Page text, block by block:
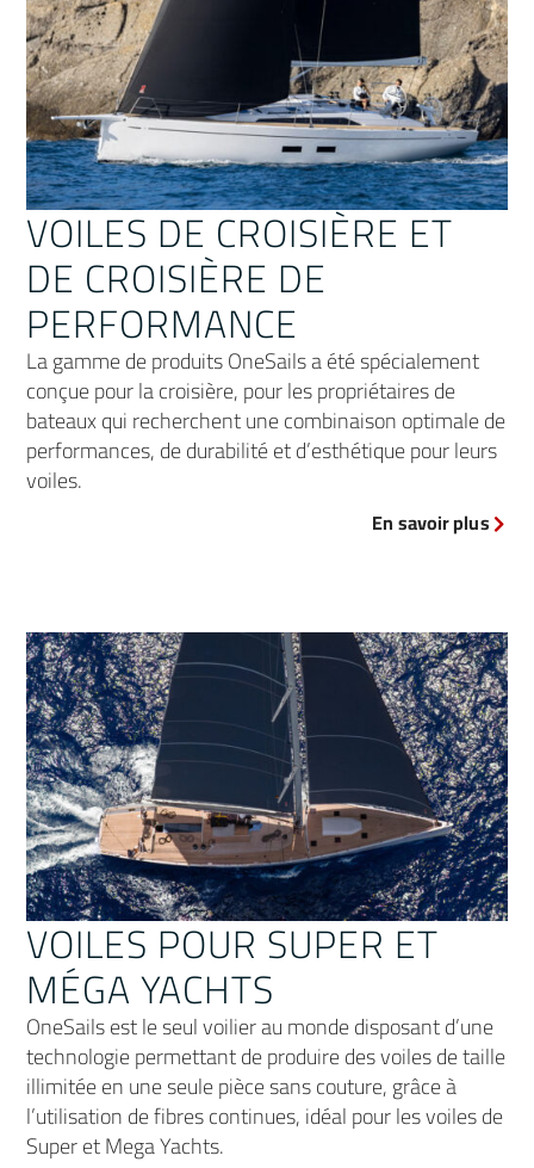
VOILES DE CROISIÈRE ET
DE CROISIÈRE DE
PERFORMANCE
La gamme de produits OneSails a été spécialement
conçue pour la croisière, pour les propriétaires de
bateaux qui recherchent une combinaison optimale de
performances, de durabilité et d’esthétique pour leurs
voiles.
En savoir plus
VOILES POUR SUPER ET
MÉGA YACHTS
OneSails est le seul voilier au monde disposant d’une
technologie permettant de produire des voiles de taille
illimitée en une seule pièce sans couture, grâce à
l’utilisation de fibres continues, idéal pour les voiles de
Super et Mega Yachts.